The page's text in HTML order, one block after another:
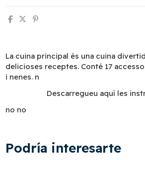
La cuina principal és una cuina
delicioses receptes. Conté 17
i nenes. n
Descarregueu aquí les
no no
Podría interesarte